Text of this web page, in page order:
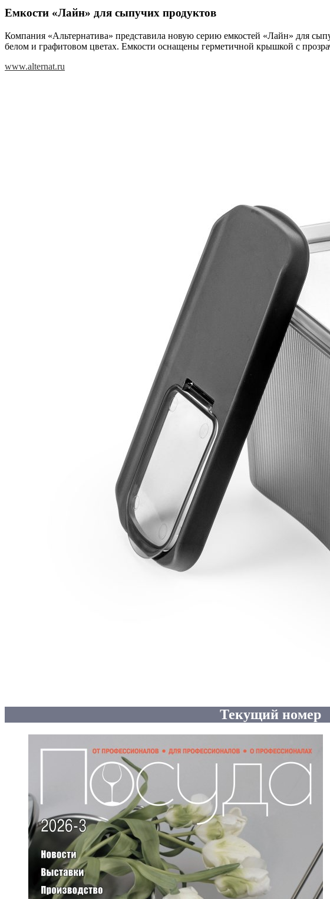
Емкости «Лайн» для сыпучих продуктов
Компания «Альтернатива» представила новую серию емкостей «Лайн» для
белом и графитовом цветах. Емкости оснащены герметичной крышкой с
www.alternat.ru
Текущий номер